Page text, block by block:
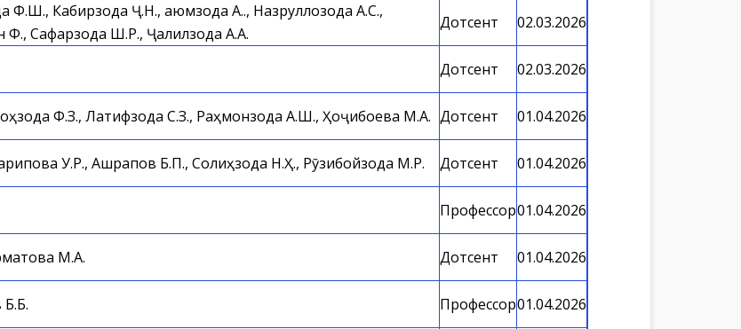
Ф.Ш., Кабирзода Ҷ.Н., Қаюмзода А.Қ., Назруллозода А.С.,
Сафарзода Ш.Р., Ҷалилзода А.А.
Дотсент
02.03.2026
Дотсент
02.03.2026
Ф.З., Латифзода С.З., Раҳмонзода А.Ш., Ҳоҷибоева М.А. Дотсент
01.04.2026
У.Р., Ашрапов Б.П., Солиҳзода Н.Ҳ., Рӯзибойзода М.Р. Дотсент
01.04.2026
Профессор01.04.2026
М.А. Дотсент
01.04.2026
Профессор01.04.2026